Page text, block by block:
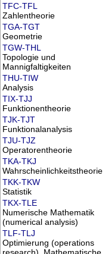
TFC-TFL
Zahlentheorie
TGA-TGT
Geometrie
TGW-THL
Topologie und
Mannigfaltigkeiten
THU-TIW
Analysis
TIX-TJJ
Funktionentheorie
TJK-TJT
Funktionalanalysis
TJU-TJZ
Operatorentheorie
TKA-TKJ
Wahrscheinlichkeitstheorie
TKK-TKW
Statistik
TKX-TLE
Numerische Mathematik
(numerical analysis)
TLF-TLJ
Optimierung (operations